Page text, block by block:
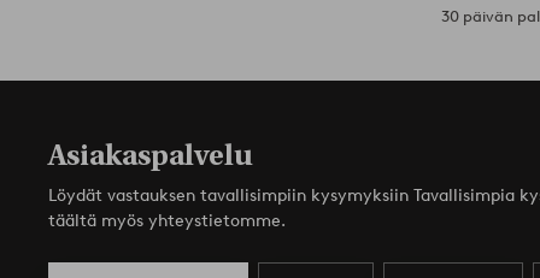
30 päivän
Asiakaspalvelu
Löydät vastauksen tavallisimpiin kysymyksiin Tavallisimpia
täältä myös yhteystietomme.